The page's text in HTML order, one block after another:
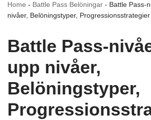
Home - Battle Pass Belöningar - Battle Pass-
nivåer, Belöningstyper, Progressionsstrategier
Battle Pass-
upp nivåer,
Belöningstyper,